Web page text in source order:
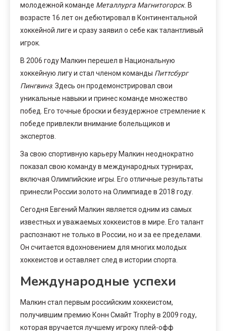
молодежной команде Металлурга Магнитогорск. В
возрасте 16 лет он дебютировал в Континентальной
хоккейной лиге и сразу заявил о себе как талантливый
игрок.
В 2006 году Малкин перешел в Национальную
хоккейную лигу и стал членом команды Питтсбург
Пингвинз. Здесь он продемонстрировал свои
уникальные навыки и принес команде множество
побед. Его точные броски и безудержное стремление к
победе привлекли внимание болельщиков и
экспертов.
За свою спортивную карьеру Малкин неоднократно
показал свою команду в международных турнирах,
включая Олимпийские игры. Его отличные результаты
принесли России золото на Олимпиаде в 2018 году.
Сегодня Евгений Малкин является одним из самых
известных и уважаемых хоккеистов в мире. Его талант
распознают не только в России, но и за ее пределами.
Он считается вдохновением для многих молодых
хоккеистов и оставляет след в истории спорта.
Международные успехи
Малкин стал первым российским хоккеистом,
получившим премию Конн Смайт Trophy в 2009 году,
которая вручается лучшему игроку плей-офф